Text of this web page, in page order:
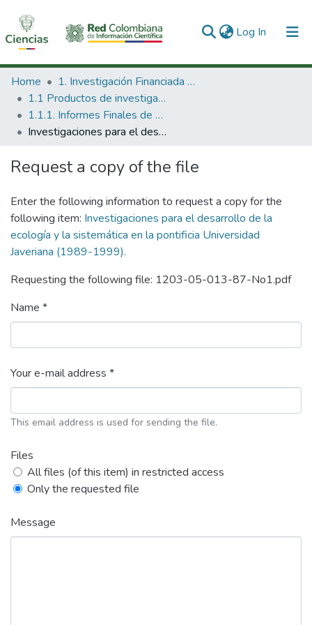
Log In (current)
Communities & Collections
All of DSpace
Statistics
Home
1. Investigación Financiada con Recursos Públicos
1.1 Productos de investigación
1.1.1. Informes Finales de Proyectos de Investigación
Investigaciones para el desarrollo de la ecología y la sistemática en la pontificia Universidad Javeriana (1989-1999).
Request a copy of the file
Enter the following information to request a copy for the
following item: Investigaciones para el desarrollo de la
ecología y la sistemática en la pontificia Universidad
Javeriana (1989-1999).
Requesting the following file: 1203-05-013-87-No1.pdf
Name *
Your e-mail address *
This email address is used for sending the file.
Files
All files (of this item) in restricted access
Only the requested file
Message